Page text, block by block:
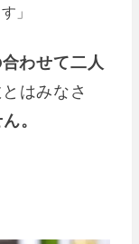
」
わせて二人
はみなさ
。